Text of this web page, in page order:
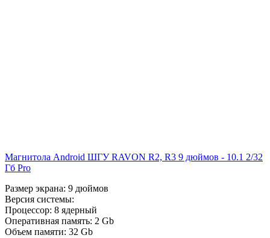
Магнитола Android ШГУ RAVON R2, R3 9 дюймов - 10.1 2/32
Гб Pro
Размер экрана: 9 дюймов
Версия системы:
Процессор: 8 ядерный
Оперативная память: 2 Gb
Объем памяти: 32 Gb